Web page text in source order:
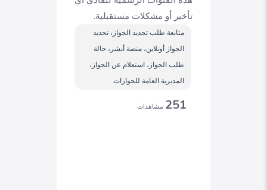
تأخير أو مشكلات مستقبلية.
متابعة طلب تجديد الجواز، تجديد
الجواز أونلاين، منصة أبشر، حالة
طلب الجواز، استعلام عن الجواز،
المديرية العامة للجوازات
251 مشاهدات